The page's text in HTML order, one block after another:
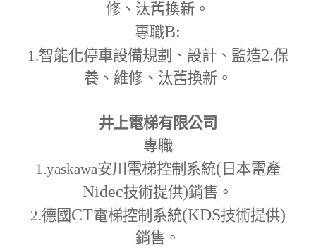
修、汰舊換新。
專職B:
1.智能化停車設備規劃、設計、監造2.保
養、維修、汰舊換新。
井上電梯有限公司
專職
1.yaskawa安川電梯控制系統( 日本電產
Nidec技術提供)銷售。
2.德國 CT電梯控制系統(KDS技術提供)
銷售。